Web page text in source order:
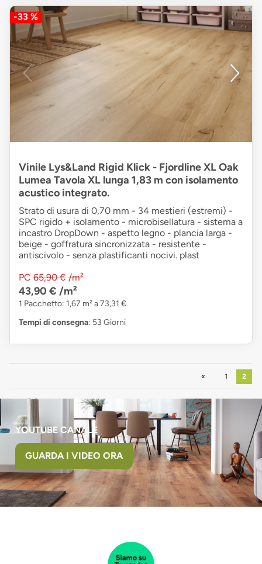
-33 %
Vinile Lys&Land Rigid Klick - Fjordline XL Oak
Lumea Tavola XL lunga 1,83 m con isolamento
acustico integrato.
Strato di usura di 0,70 mm - 34 mestieri (estremi) -
SPC rigido + isolamento - microbisellatura - sistema a
incastro DropDown - aspetto legno - plancia larga -
beige - goffratura sincronizzata - resistente -
antiscivolo - senza plastificanti nocivi. plast
PC 65,90 € /m²
43,90 € /m²
1 Pacchetto: 1,67 m² a 73,31 €
Tempi di consegna: 53 Giorni
Precedente
1 2
YOUTUBE CANALE
GUARDA I VIDEO ORA